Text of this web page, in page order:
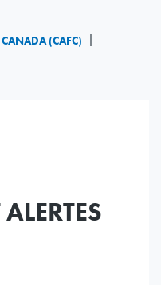
(CAFC)